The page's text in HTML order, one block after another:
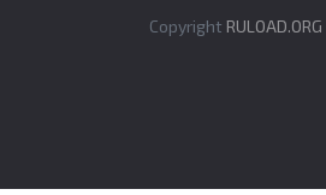
Copyright RULOAD.ORG